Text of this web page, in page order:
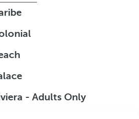
- Adults Only